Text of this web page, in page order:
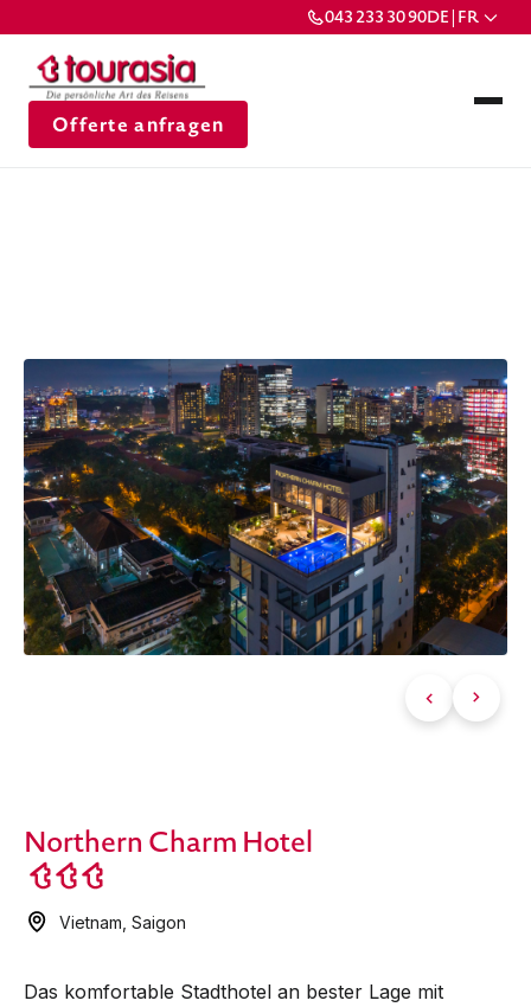
043 233 30 90DE | FR
Offerte anfragen
Northern Charm Hotel
Vietnam ,Saigon
Das komfortable Stadthotel an bester Lage mit